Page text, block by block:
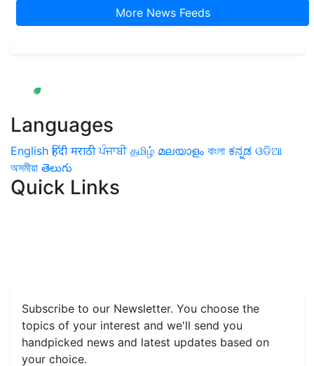
More News Feeds
Languages
English हिंदी मराठी ਪੰਜਾਬੀ தமிழ் മലയാളം বাংলা ಕನ್ನಡ ଓଡିଆ
অসমীয়া తెలుగు
Quick Links
Subscribe to our Newsletter. You choose the
topics of your interest and we'll send you
handpicked news and latest updates based on
your choice.